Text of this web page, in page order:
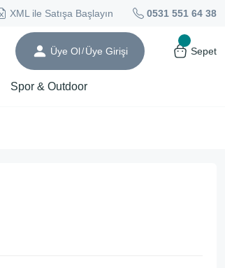
XML ile Satışa Başlayın 0531 551 64 38
Üye Ol/ Üye Girişi Sepet
Spor & Outdoor